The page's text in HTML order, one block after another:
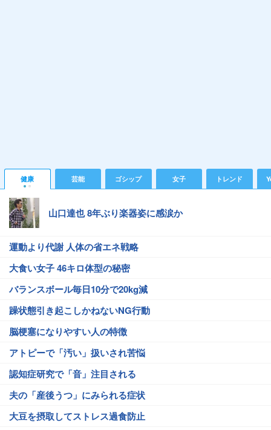
健康 芸能 ゴシップ 女子 トレンド
山口達也 8年ぶり楽器姿に感涙か
運動より代謝 人体の省エネ戦略
大食い女子 46キロ体型の秘密
バランスボール毎日10分で20kg減
躁状態引き起こしかねないNG行動
脳梗塞になりやすい人の特徴
アトピーで「汚い」扱いされ苦悩
認知症研究で「音」注目される
夫の「産後うつ」にみられる症状
大豆を摂取してストレス過食防止